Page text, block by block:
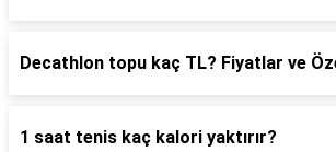
Decathlon topu kaç TL? Fiyatlar ve
1 saat tenis kaç kalori yaktırır?